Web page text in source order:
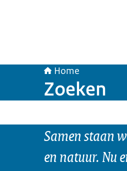
Home
Zoeken
Samen staan
en natuur. Nu